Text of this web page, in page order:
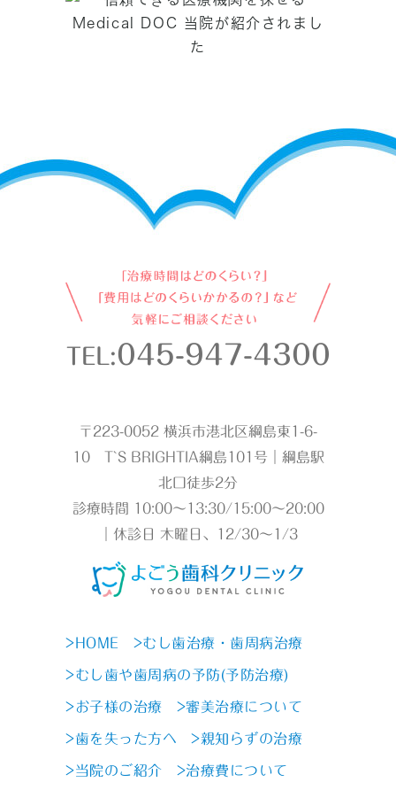
TEL:045-947-4300
〒223-0052 横浜市港北区綱島東1-6-
10 T`S BRIGHTIA綱島101号｜綱島駅
北口徒歩2分
診療時間 10:00～13:30/15:00～20:00
｜休診日 木曜日、12/30～1/3
>HOME >むし歯治療・歯周病治療
>むし歯や歯周病の予防(予防治療)
>お子様の治療 >審美治療について
>歯を失った方へ >親知らずの治療
>当院のご紹介 >治療費について